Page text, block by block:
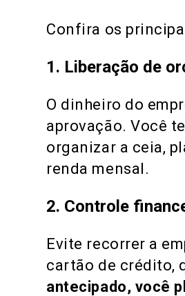
Confira os
1. Liberação de
O dinheiro do
aprovação. Você
organizar a ceia,
renda mensal.
2. Controle
Evite recorrer a
cartão de crédito,
antecipado, você